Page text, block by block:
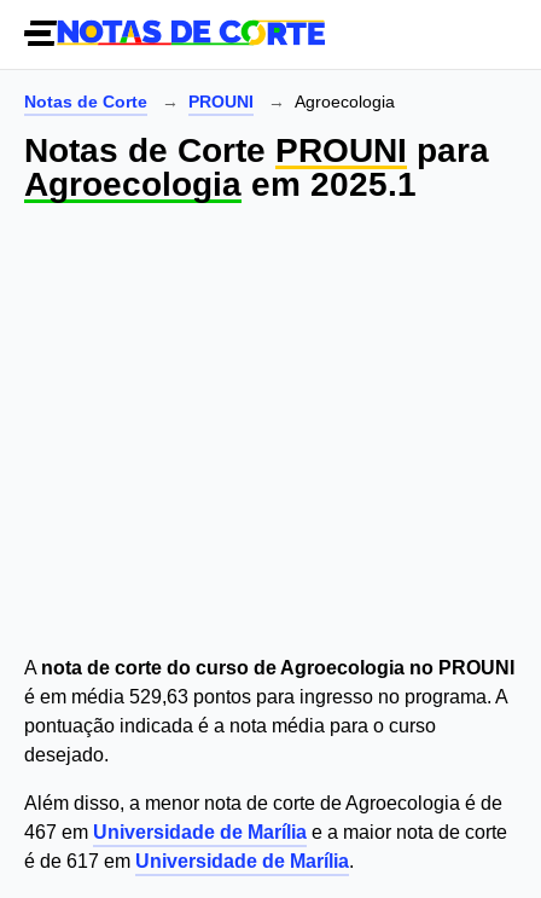
Notas de Corte PROUNI Agroecologia
Notas de Corte PROUNI para
Agroecologia em 2025.1
A nota de corte do curso de Agroecologia no PROUNI
é em média 529,63 pontos para ingresso no programa. A
pontuação indicada é a nota média para o curso
desejado.
Além disso, a menor nota de corte de Agroecologia é de
467 em Universidade de Marília e a maior nota de corte
é de 617 em Universidade de Marília.